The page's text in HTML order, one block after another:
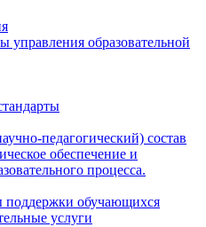
управления образовательной
педагогический) состав
обеспечение и
процесса.
обучающихся
услуги